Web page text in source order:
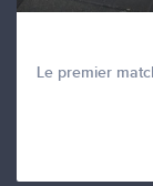
Le premier